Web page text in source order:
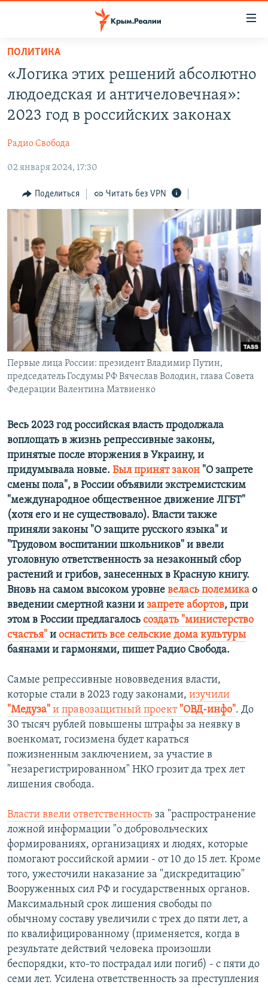
Вернуться
основному
содержанию
Вернутся
главной
Вернутся
поиску
11 ЛЕТ ОККУПАЦИИ КРЫМА. 11 ИСТОРИЙ СОПРОТИВЛЕНИЯ
ВОДА
ЕЩЕ
ИНТЕРАКТИВ
ИНФОГРАФИКА
ТЕЛЕПРОЕКТ КРЫМ.РЕАЛИИ
СОВЕТЫ ПРАВОЗАЩИТНИКОВ
ПРОПАВШИЕ БЕЗ ВЕСТИ
ПОБЕДИТЕЛЕЙ НЕ СУДЯТ?
КРЫМ.НЕПОКОРЕННЫЙ
ELIFBE
УКРАИНСКАЯ ПРОБЛЕМА КРЫМА
РАДІО СВОБОДА
КАК ОБОЙТИ БЛОКИРОВКУ
Qırımtatar
ПРИСОЕДИНЯЙТЕСЬ!
Все сайты RFE/RL
ПОЛИТИКА
«Логика этих решений абсолютно
людоедская и античеловечная»:
2023 год в российских законах
Радио Свобода
02 января 2024, 17:30
Поделиться Читать без VPN
Первые лица России: президент Владимир Путин,
председатель Госдумы РФ Вячеслав Володин, глава Совета
Федерации Валентина Матвиенко
Весь 2023 год российская власть продолжала
воплощать в жизнь репрессивные законы,
принятые после вторжения в Украину, и
придумывала новые. Был принят закон "О запрете
смены пола", в России объявили экстремистским
"международное общественное движение ЛГБТ"
(хотя его и не существовало). Власти также
приняли законы "О защите русского языка" и
"Трудовом воспитании школьников" и ввели
уголовную ответственность за незаконный сбор
растений и грибов, занесенных в Красную книгу.
Вновь на самом высоком уровне велась полемика о
введении смертной казни и запрете абортов, при
этом в России предлагалось создать "министерство
счастья" и оснастить все сельские дома культуры
баянами и гармонями, пишет Радио Свобода.
Самые репрессивные нововведения власти,
которые стали в 2023 году законами, изучили
"Медуза" и правозащитный проект "ОВД-инфо". До
30 тысяч рублей повышены штрафы за неявку в
военкомат, госизмена будет караться
пожизненным заключением, за участие в
"незарегистрированном" НКО грозит да трех лет
лишения свобода.
Власти ввели ответственность за "распространение
ложной информации "о добровольческих
формированиях, организациях и людях, которые
помогают российской армии - от 10 до 15 лет. Кроме
того, ужесточили наказание за "дискредитацию"
Вооруженных сил РФ и государственных органов.
Максимальный срок лишения свободы по
обычному составу увеличили с трех до пяти лет, а
по квалифицированному (применяется, когда в
результате действий человека произошли
беспорядки, кто-то пострадал или погиб) - с пяти до
семи лет. Усилена ответственность за преступления